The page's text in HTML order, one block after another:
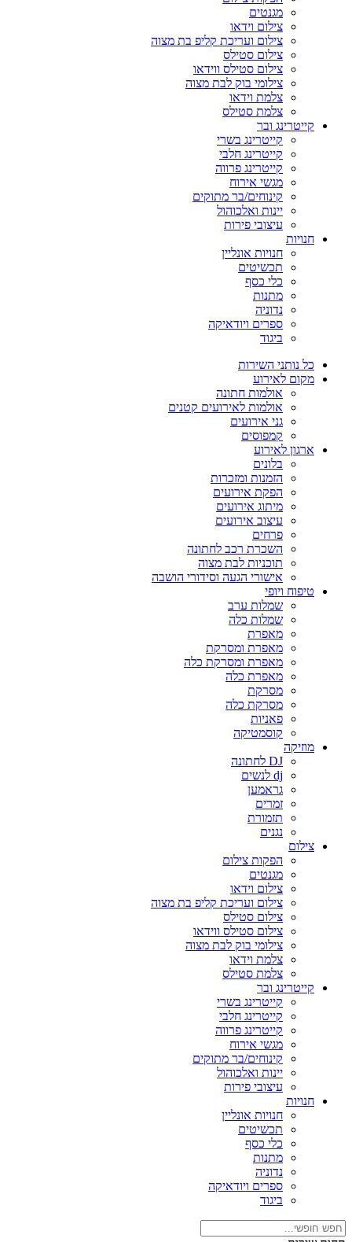
מגנטים
צילום וידאו
צילום ועריכת קליפ בת מצוה
צילום סטילס
צילום סטילס ווידאו
צילומי בוק לבת מצוה
צלמת וידאו
צלמת סטילס
קייטרינג ובר
קייטרינג בשרי
קייטרינג חלבי
קייטרינג פרווה
מגשי אירוח
קינוחים/בר מתוקים
יינות ואלכוהול
עיצובי פירות
חנויות
חנויות אונליין
תכשיטים
כלי כסף
מתנות
נדוניה
ספרים ויודאיקה
ביגוד
כל נותני השירות
מקום לאירוע
אולמות חתונה
אולמות לאירועים קטנים
גני אירועים
קמפוסים
ארגון לאירוע
בלונים
הזמנות ומזכרות
הפקת אירועים
מיתוג אירועים
עיצוב אירועים
פרחים
השכרת רכב לחתונה
תוכניות לבת מצוה
אישורי הגעה וסידורי הושבה
טיפוח ויופי
שמלות ערב
שמלות כלה
מאפרת
מאפרת ומסרקת
מאפרת ומסרקת כלה
מאפרת כלה
מסרקת
מסרקת כלה
פאניות
קוסמטיקה
מוזיקה
DJ לחתונה
dj לנשים
גראמען
זמרים
תזמורת
נגנים
צילום
הפקות צילום
מגנטים
צילום וידאו
צילום ועריכת קליפ בת מצוה
צילום סטילס
צילום סטילס ווידאו
צילומי בוק לבת מצוה
צלמת וידאו
צלמת סטילס
קייטרינג ובר
קייטרינג בשרי
קייטרינג חלבי
קייטרינג פרווה
מגשי אירוח
קינוחים/בר מתוקים
יינות ואלכוהול
עיצובי פירות
חנויות
חנויות אונליין
תכשיטים
כלי כסף
מתנות
נדוניה
ספרים ויודאיקה
ביגוד